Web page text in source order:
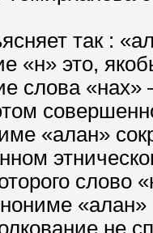
так :
«н» это,
слова
«алан»
слово
не